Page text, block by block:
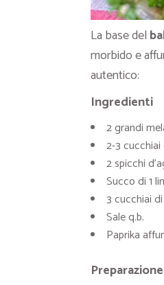
La base del
morbido e
autentico:
Ingredienti
2 grandi
2-3
2 spicchi
Succo di 1
3 cucchiai
Sale q.b.
Paprika
Preparazione